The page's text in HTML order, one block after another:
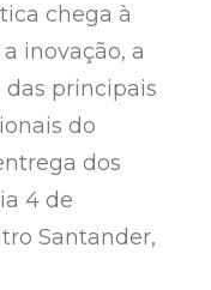
chega à
inovação, a
principais
do
dos
4 de
Santander,